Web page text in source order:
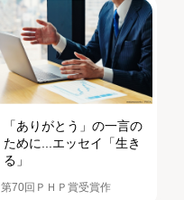
「ありがとう」の一言の
ために...エッセイ「生き
る」
第70回ＰＨＰ賞受賞作